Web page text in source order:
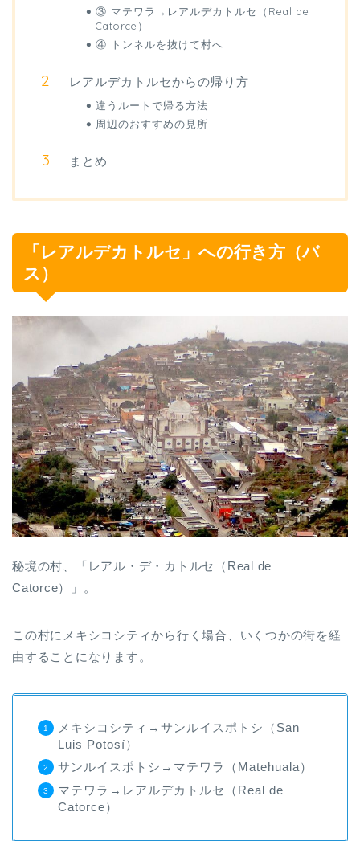
③ マテワラ→レアルデカトルセ（Real de
Catorce）
④ トンネルを抜けて村へ
レアルデカトルセからの帰り方
違うルートで帰る方法
周辺のおすすめの見所
まとめ
「レアルデカトルセ」への行き方（バ
ス）
秘境の村、「レアル・デ・カトルセ（Real de
Catorce）」。
この村にメキシコシティから行く場合、いくつかの街を経
由することになります。
メキシコシティ→サンルイスポトシ（San
Luis Potosí）
サンルイスポトシ→マテワラ（Matehuala）
マテワラ→レアルデカトルセ（Real de
Catorce）